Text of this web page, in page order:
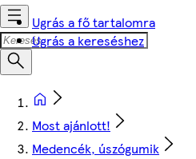
Ugrás a fő tartalomra
Ugrás a kereséshez
Most ajánlott!
Medencék, úszógumik